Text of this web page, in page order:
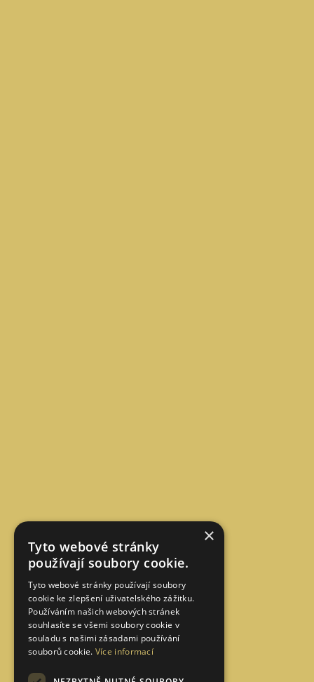
×
Tyto webové stránky
používají soubory cookie.
Tyto webové stránky používají soubory
cookie ke zlepšení uživatelského zážitku.
Používáním našich webových stránek
souhlasíte se všemi soubory cookie v
souladu s našimi zásadami používání
souborů cookie. Více informací